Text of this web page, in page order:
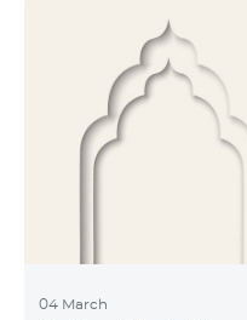
գյուղ ՎևՍԿ հասցե
Աշխատանքային ժամեր Երկ-Ուրբ Շաբաթ-
Կիրակի-08․03 Երևան Կենտրոն Իսակովի
պողոտա 3/7 09:00-
Երևան Կենտրոն
04 March